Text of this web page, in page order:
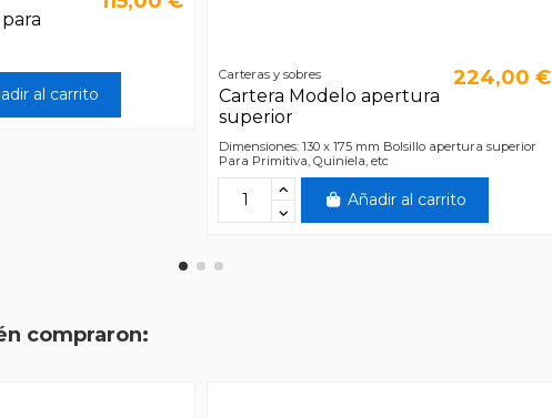
al carrito
Carteras y sobres
Cartera Modelo apertura
superior
224,00 €
Dimensiones: 130 x 175 mm Bolsillo apertura superior
Para Primitiva, Quiniela, etc
Añadir al carrito
compraron: